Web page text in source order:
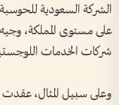
الشركة السعودية
على مستوى المملكة،
شركات الخدمات
وعلى سبيل المثال،